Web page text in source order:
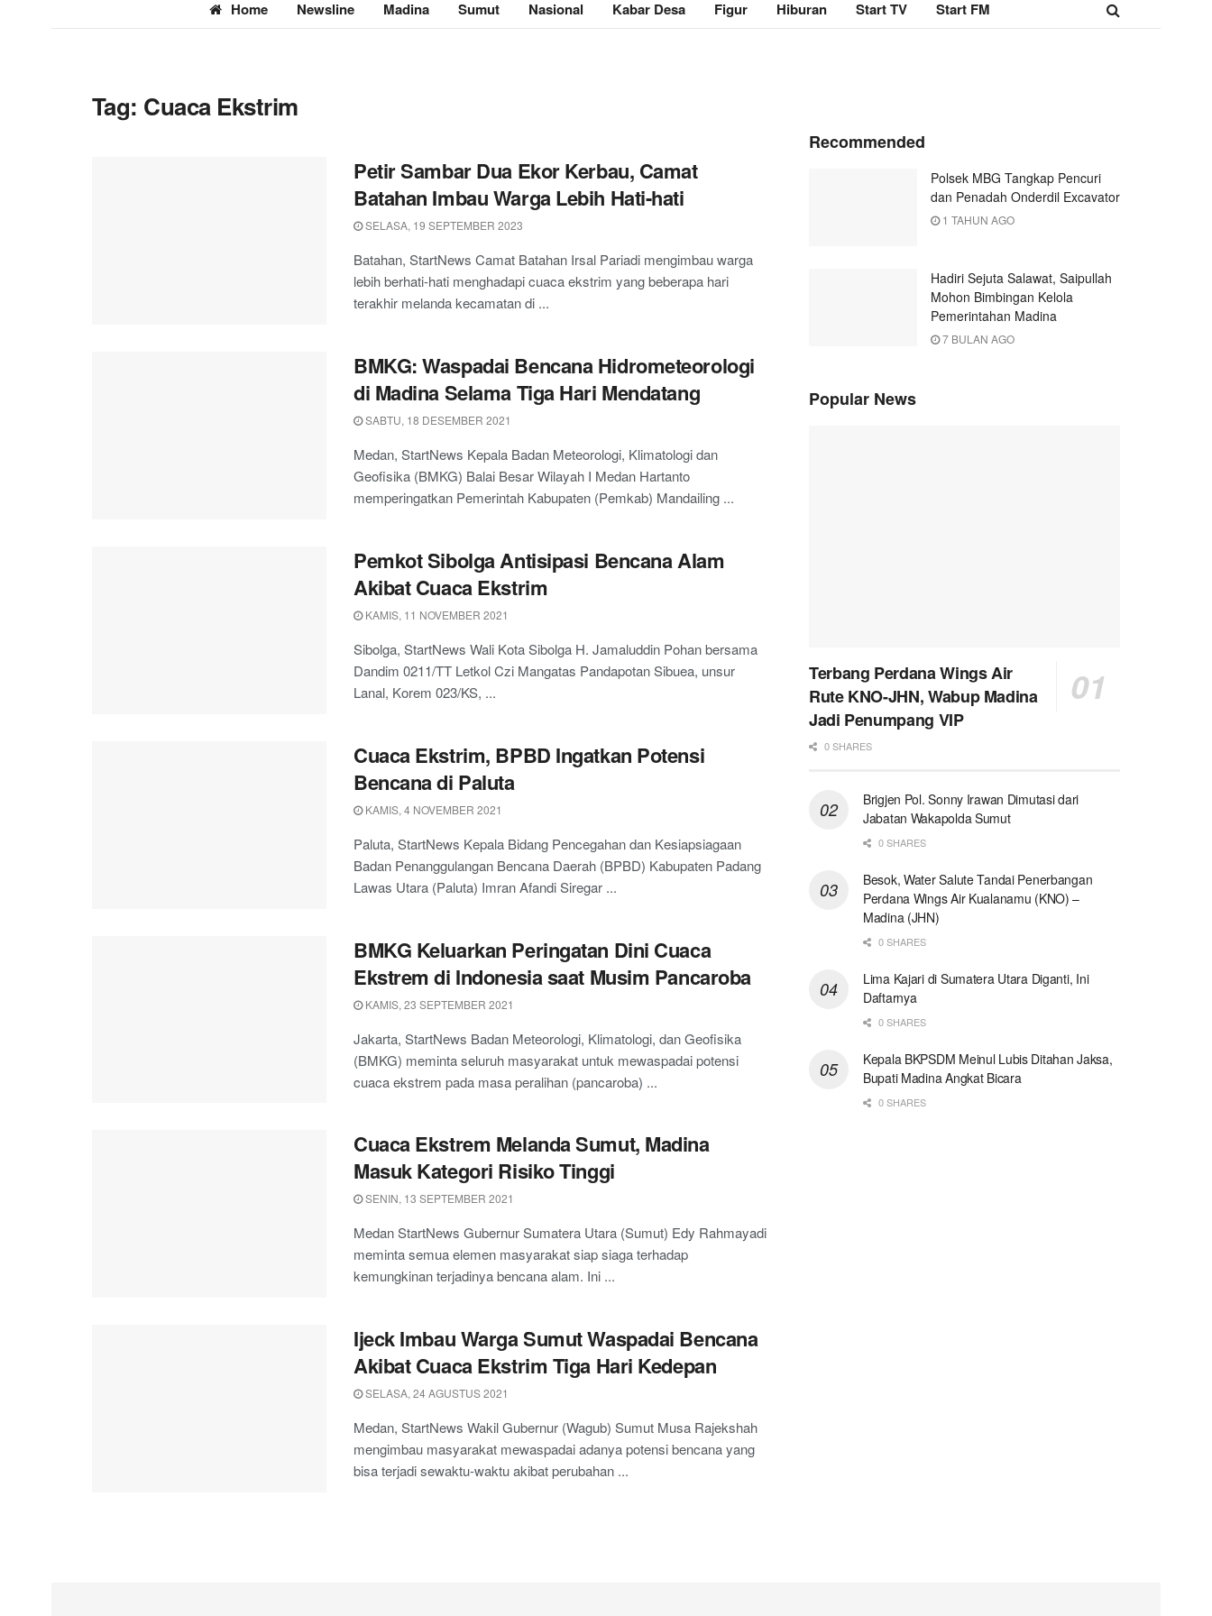
Home Newsline Madina Sumut Nasional Kabar Desa Figur Hiburan Start TV Start FM
Tag: Cuaca Ekstrim
Petir Sambar Dua Ekor Kerbau, Camat
Batahan Imbau Warga Lebih Hati-hati
SELASA, 19 SEPTEMBER 2023
Batahan, StartNews Camat Batahan Irsal Pariadi mengimbau warga
lebih berhati-hati menghadapi cuaca ekstrim yang beberapa hari
terakhir melanda kecamatan di ...
BMKG: Waspadai Bencana Hidrometeorologi
di Madina Selama Tiga Hari Mendatang
SABTU, 18 DESEMBER 2021
Medan, StartNews Kepala Badan Meteorologi, Klimatologi dan
Geofisika (BMKG) Balai Besar Wilayah I Medan Hartanto
memperingatkan Pemerintah Kabupaten (Pemkab) Mandailing ...
Pemkot Sibolga Antisipasi Bencana Alam
Akibat Cuaca Ekstrim
KAMIS, 11 NOVEMBER 2021
Sibolga, StartNews Wali Kota Sibolga H. Jamaluddin Pohan bersama
Dandim 0211/TT Letkol Czi Mangatas Pandapotan Sibuea, unsur
Lanal, Korem 023/KS, ...
Cuaca Ekstrim, BPBD Ingatkan Potensi
Bencana di Paluta
KAMIS, 4 NOVEMBER 2021
Paluta, StartNews Kepala Bidang Pencegahan dan Kesiapsiagaan
Badan Penanggulangan Bencana Daerah (BPBD) Kabupaten Padang
Lawas Utara (Paluta) Imran Afandi Siregar ...
BMKG Keluarkan Peringatan Dini Cuaca
Ekstrem di Indonesia saat Musim Pancaroba
KAMIS, 23 SEPTEMBER 2021
Jakarta, StartNews Badan Meteorologi, Klimatologi, dan Geofisika
(BMKG) meminta seluruh masyarakat untuk mewaspadai potensi
cuaca ekstrem pada masa peralihan (pancaroba) ...
Cuaca Ekstrem Melanda Sumut, Madina
Masuk Kategori Risiko Tinggi
SENIN, 13 SEPTEMBER 2021
Medan StartNews Gubernur Sumatera Utara (Sumut) Edy Rahmayadi
meminta semua elemen masyarakat siap siaga terhadap
kemungkinan terjadinya bencana alam. Ini ...
Ijeck Imbau Warga Sumut Waspadai Bencana
Akibat Cuaca Ekstrim Tiga Hari Kedepan
SELASA, 24 AGUSTUS 2021
Medan, StartNews Wakil Gubernur (Wagub) Sumut Musa Rajekshah
mengimbau masyarakat mewaspadai adanya potensi bencana yang
bisa terjadi sewaktu-waktu akibat perubahan ...
Recommended
Polsek MBG Tangkap Pencuri
dan Penadah Onderdil Excavator
1 TAHUN AGO
Hadiri Sejuta Salawat, Saipullah
Mohon Bimbingan Kelola
Pemerintahan Madina
7 BULAN AGO
Popular News
Terbang Perdana Wings Air
Rute KNO-JHN, Wabup Madina
Jadi Penumpang VIP
0 SHARES
Brigjen Pol. Sonny Irawan Dimutasi dari
Jabatan Wakapolda Sumut
0 SHARES
Besok, Water Salute Tandai Penerbangan
Perdana Wings Air Kualanamu (KNO) –
Madina (JHN)
0 SHARES
Lima Kajari di Sumatera Utara Diganti, Ini
Daftarnya
0 SHARES
Kepala BKPSDM Meinul Lubis Ditahan Jaksa,
Bupati Madina Angkat Bicara
0 SHARES